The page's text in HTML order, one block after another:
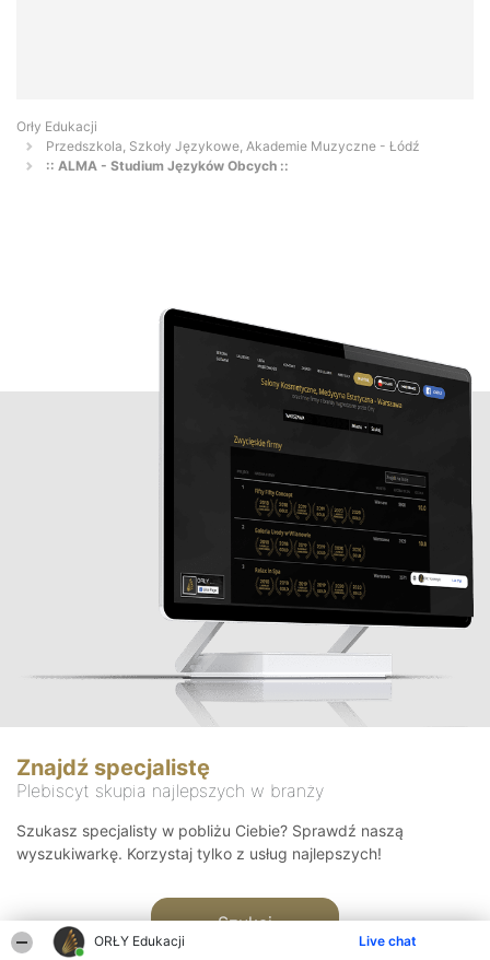
ORŁY Edukacji Live chat
Orły Edukacji
Przedszkola, Szkoły Językowe, Akademie Muzyczne - Łódź
:: ALMA - Studium Języków Obcych ::
Znajdź specjalistę
Plebiscyt skupia najlepszych w branży
Szukasz specjalisty w pobliżu Ciebie? Sprawdź naszą
wyszukiwarkę. Korzystaj tylko z usług najlepszych!
Szukaj